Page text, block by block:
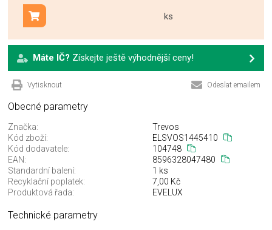
ks
Přidat do košíku
Máte IČ? Získejte ještě výhodnější ceny!
Vytisknout Odeslat emailem
Obecné parametry
Značka:
Trevos
Kód zboží:
ELSVOS1445410
Kód dodavatele:
104748
EAN:
8596328047480
Standardní balení:
1 ks
Recyklační poplatek:
7,00 Kč
Produktová řada:
EVELUX
Technické parametry